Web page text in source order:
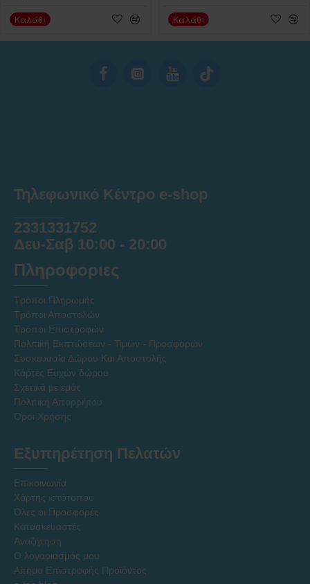
Καλάθι Καλάθι
Τηλεφωνικό Κέντρο e-shop
2331331752
Δευ-Σαβ 10:00 - 20:00
Πληροφοριες
Τρόποι Πληρωμής
Τρόποι Αποστολών
Τρόποι Επιστροφών
Πολιτική Εκπτώσεων - Τιμών - Προσφορών
Συσκευασία Δώρου Και Αποστολής
Κάρτες Ευχών δώρου
Σχετικά με εμάς
Πολιτική Απορρήτου
Όροι Χρήσης
Εξυπηρέτηση Πελατών
Επικοινωνία
Χάρτης ιστότοπου
Όλες οι Προσφορές
Κατασκευαστές
Αναζήτηση
Ο λογαριασμός μου
Αίτημα Επιστροφής Προϊόντος